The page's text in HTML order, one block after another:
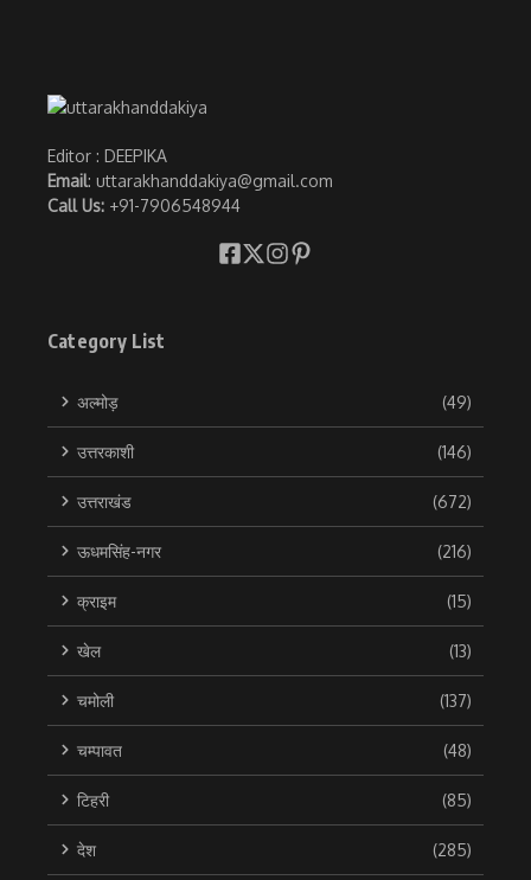
Editor : DEEPIKA
Email: uttarakhanddakiya@gmail.com
Call Us: +91-7906548944
Category List
अल्मोड़ (49)
उत्तरकाशी (146)
उत्तराखंड (672)
ऊधमसिंह-नगर (216)
क्राइम (15)
खेल (13)
चमोली (137)
चम्पावत (48)
टिहरी (85)
देश (285)